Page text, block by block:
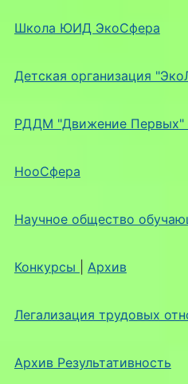
Школа ЮИД ЭкоСфера
Детская организация
РДДМ "Движение Первых"
НооСфера
Научное общество
Конкурсы Архив
Легализация трудовых
Архив Результативность